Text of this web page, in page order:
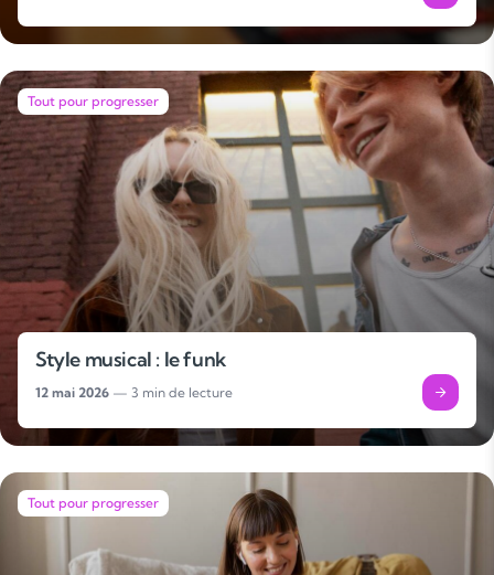
Tout pour progresser
Style musical : le funk
12 mai 2026 — 3 min de lecture
Tout pour progresser